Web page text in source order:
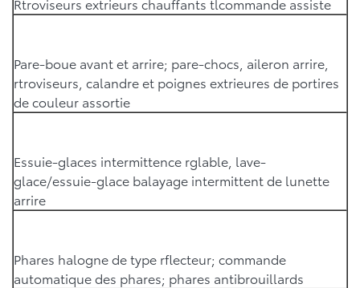
Pare-boue avant et arrire; pare-chocs, aileron arrire,
rtroviseurs, calandre et poignes extrieures de portires
de couleur assortie
Essuie-glaces intermittence rglable, lave-
glace/essuie-glace balayage intermittent de lunette
arrire
Phares halogne de type rflecteur; commande
automatique des phares; phares antibrouillards